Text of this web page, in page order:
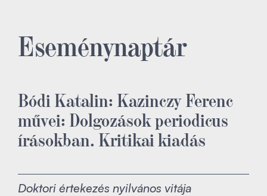
Eseménynaptár
Bódi Katalin: Kazinczy Ferenc
művei: Dolgozások periodicus
írásokban. Kritikai kiadás
Doktori értekezés nyilvános vitája